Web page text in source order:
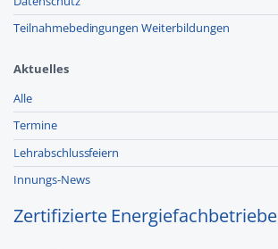
Teilnahmebedingungen Weiterbildungen
Aktuelles
Alle
Termine
Lehr­abschluss­feiern
Innungs-News
Zertifizierte Energiefachbetriebe